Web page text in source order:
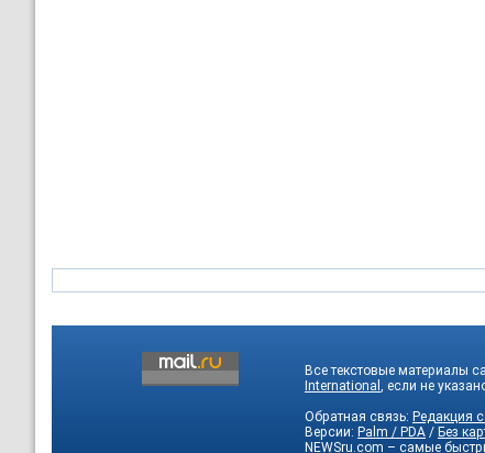
Все текстовые материалы
International , если не
Обратная связь: Редакция
Версии: Palm / PDA / Без
NEWSru.com – самые